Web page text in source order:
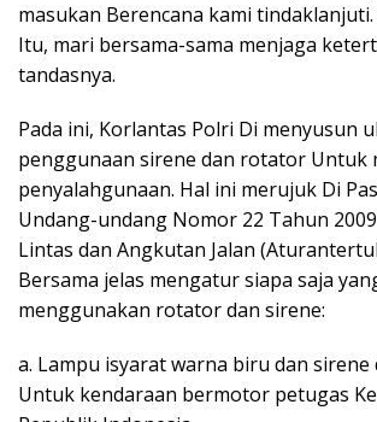
masukan Berencana kami
Itu, mari bersama-sama menjaga
tandasnya.
Pada ini, Korlantas Polri Di menyusun
penggunaan sirene dan rotator Untuk
penyalahgunaan. Hal ini merujuk Di
Undang-undang Nomor 22 Tahun
Lintas dan Angkutan Jalan
Bersama jelas mengatur siapa saja
menggunakan rotator dan sirene:
a. Lampu isyarat warna biru dan sirene
Untuk kendaraan bermotor petugas